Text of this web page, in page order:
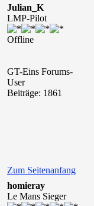
Julian_K
LMP-Pilot
Offline
GT-Eins Forums-
User
Beiträge: 1861
Zum Seitenanfang
homieray
Le Mans Sieger